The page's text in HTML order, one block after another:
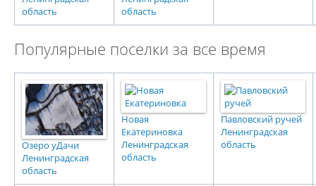
область
область
Популярные поселки за все время
Озеро уДачи
Ленинградская
область
Новая
Екатериновка
Ленинградская
область
Павловский ручей
Ленинградская
область